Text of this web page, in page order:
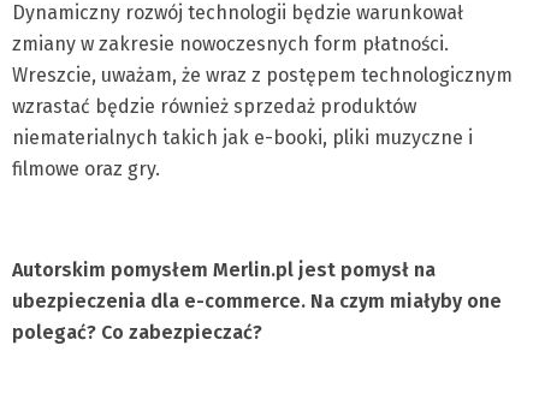
Dynamiczny rozwój technologii będzie warunkował
zmiany w zakresie nowoczesnych form płatności.
Wreszcie, uważam, że wraz z postępem technologicznym
wzrastać będzie również sprzedaż produktów
niematerialnych takich jak e-booki, pliki muzyczne i
filmowe oraz gry.
Autorskim pomysłem Merlin.pl jest pomysł na
ubezpieczenia dla e-commerce. Na czym miałyby one
polegać? Co zabezpieczać?